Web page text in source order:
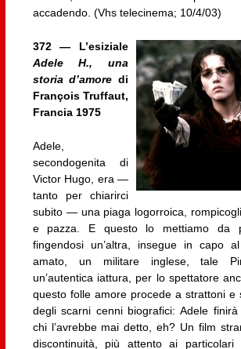
accadendo. (Vhs telecinema; 10/4/03)
372 — L’esiziale
Adele H., una
storia d’amore di
François Truffaut,
Francia 1975
Adele,
secondogenita di
Victor Hugo, era —
tanto per chiarirci
subito — una piaga logorroica,
e pazza. E questo lo mettiamo da
fingendosi un’altra, insegue in capo
amato, un militare inglese, tale
un’autentica iattura, per lo spettatore
questo folle amore procede a strattoni e
degli scarni cenni biografici: Adele
chi l’avrebbe mai detto, eh? Un film
discontinuità, più attento ai particolari